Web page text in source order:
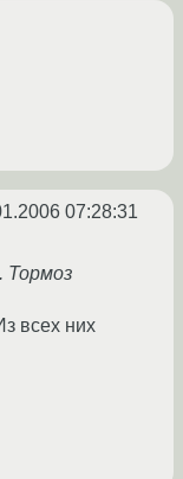
07:28:31
Тормоз
всех них